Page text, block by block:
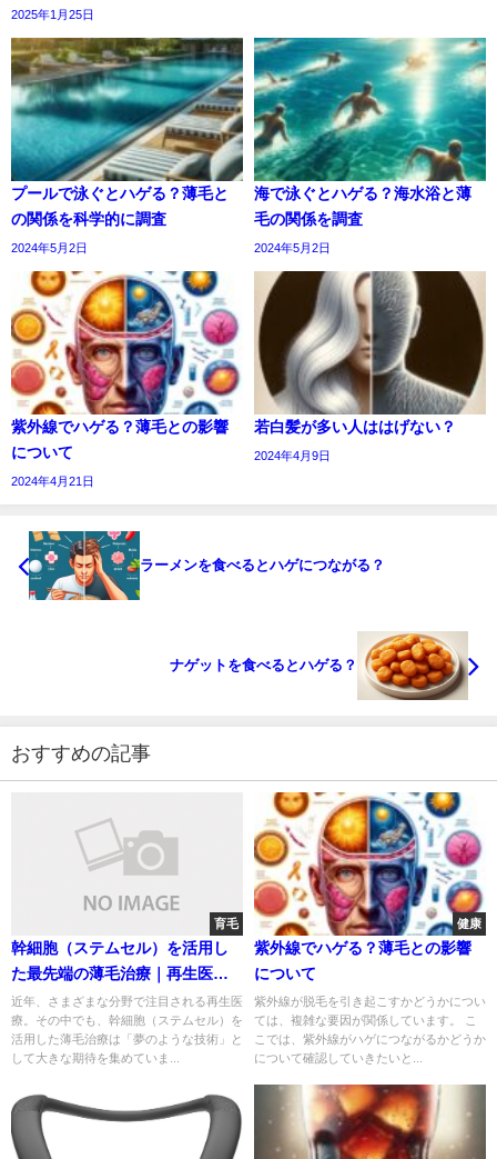
2025年1月25日
プールで泳ぐとハゲる？薄毛と
の関係を科学的に調査
2024年5月2日
海で泳ぐとハゲる？海水浴と薄
毛の関係を調査
2024年5月2日
紫外線でハゲる？薄毛との影響
について
2024年4月21日
若白髪が多い人ははげない？
2024年4月9日
ラーメンを食べるとハゲにつながる？
ナゲットを食べるとハゲる？
おすすめの記事
育毛
幹細胞（ステムセル）を活用し
た最先端の薄毛治療｜再生医療
で髪はよみがえる？
近年、さまざまな分野で注目される再生医
療。その中でも、幹細胞（ステムセル）を
活用した薄毛治療は「夢のような技術」と
して大きな期待を集めていま...
健康
紫外線でハゲる？薄毛との影響
について
紫外線が脱毛を引き起こすかどうかについ
ては、複雑な要因が関係しています。 こ
こでは、紫外線がハゲにつながるかどうか
について確認していきたいと...